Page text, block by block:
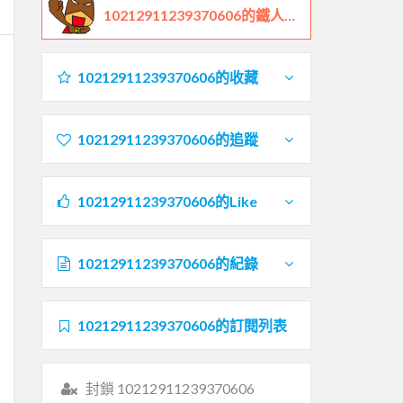
10212911239370606的鐵人檔案
10212911239370606的收藏
10212911239370606的追蹤
10212911239370606的Like
10212911239370606的紀錄
10212911239370606的訂閱列表
封鎖 10212911239370606